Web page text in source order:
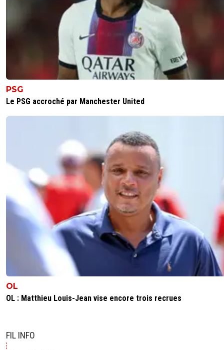
PSG
Le PSG accroché par Manchester United
OL
OL : Matthieu Louis-Jean vise encore trois recrues
FIL INFO